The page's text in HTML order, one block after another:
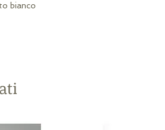
bianco